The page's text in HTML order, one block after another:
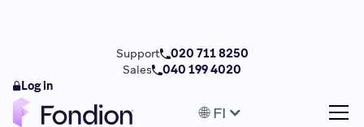
🌐 FI
Support
020 711 8250
Sales
040 199 4020
Log in